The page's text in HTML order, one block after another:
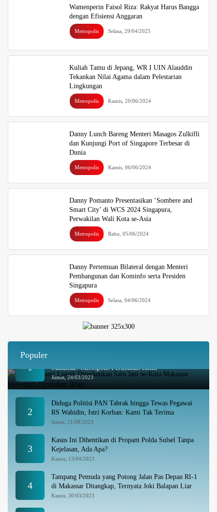
Wamenperin Faisol Riza: Rakyat Harus Bangga
dengan Efisiensi Anggaran
Metropolis Selasa, 29/04/2025
Kuliah Tamu di Jepang, WR I UIN Alauddin
Tekankan Nilai Agama dalam Pelestarian
Lingkungan
Metropolis Kamis, 20/06/2024
Danny Lunch Bareng Menteri Masagos Zulkifli
dan Kunjungi Port of Singapore Terbesar di
Dunia
Metropolis Kamis, 06/06/2024
Danny Pomanto Presentasikan ‘Sombere and
Smart City’ di WCS 2024 Singapura,
Perwakilan Wali Kota se-Asia
Metropolis Rabu, 05/06/2024
Danny Pertemuan Bilateral dengan Menteri
Pembangunan dan Kominfo serta Presiden
Singapura
Metropolis Selasa, 04/06/2024
Populer
1
Makassar: Merespons Perubahan Iklim
Jumat, 24/03/2023
2
Diduga Politisi PAN Tabrak hingga Tewas Pegawai
RS Wahidin, Istri Korban: Kami Tak Terima
Jumat, 11/08/2023
3
Kasus Ini Dihentikan di Propam Polda Sulsel Tanpa
Kejelasan, Ada Apa?
Kamis, 13/04/2023
4
Tampang Pemuda yang Potong Jalan Pas Depan RI-1
di Makassar Ditangkap, Ternyata Joki Balapan Liar
Kamis, 30/03/2023